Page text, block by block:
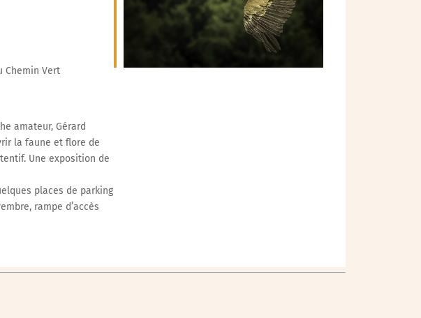
Outlook Live
Chemin Vert
amateur, Gérard
la faune et flore de
Une exposition de
places de parking
rampe d’accès